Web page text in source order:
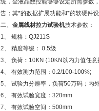
统，全液晶数控能够够设定所需参数
告；其*的数据扩展功能和*的软硬件
二、 金属线材拉力试验机技术参数：
1、 规格：QJ211S
2、 精度等级： 0.5级
3、 负荷：10KN (10KN以内力值任意
4、 有效测力范围：0.2/100-100%;
5、 试验力分辨率，负荷50万码；内
6、 有效试验宽度：320mm
7、 有效试验空间：500mm